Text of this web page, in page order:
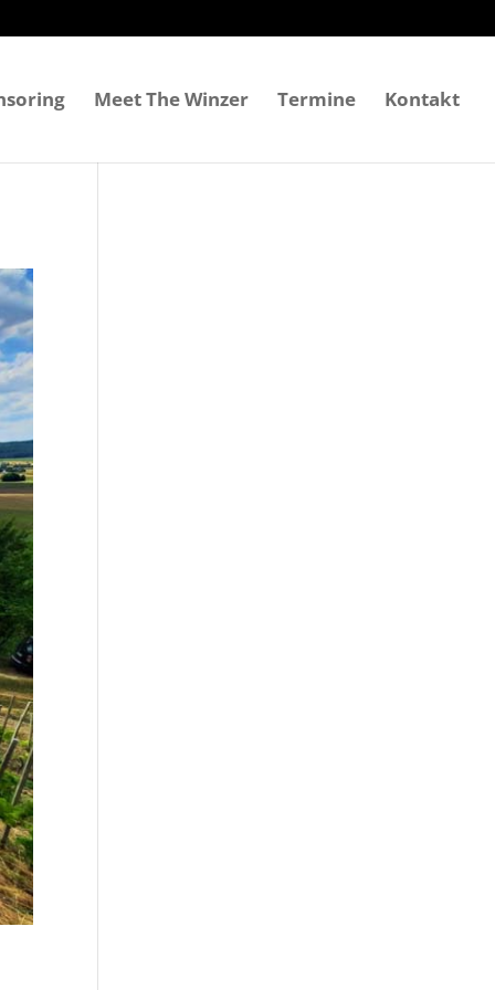
Meet The Winzer Termine Kontakt